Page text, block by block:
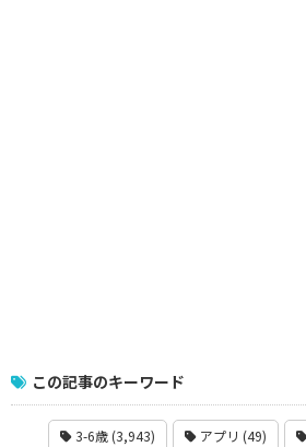
この記事のキーワード
3-6歳 (3,943) アプリ (49)